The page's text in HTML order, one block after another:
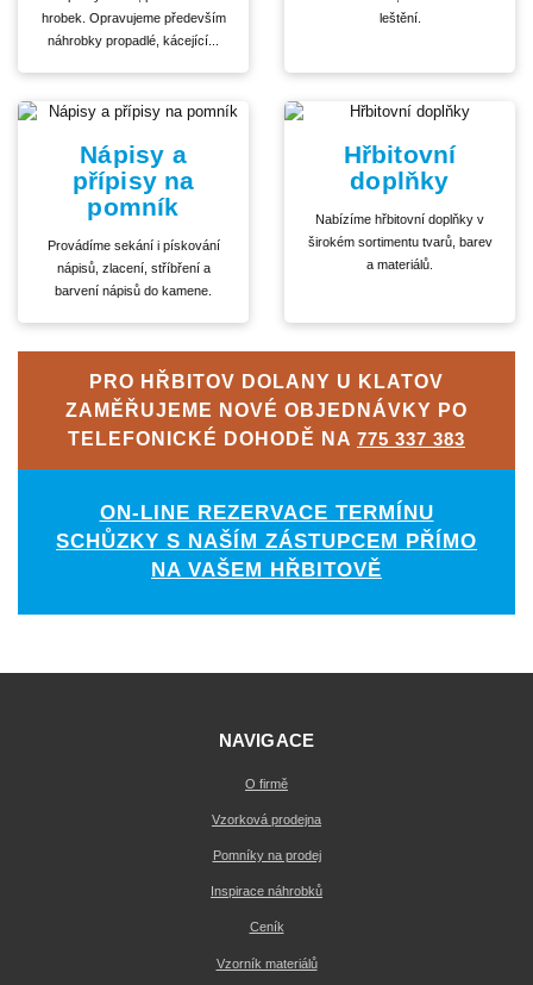
hrobek. Opravujeme především
náhrobky propadlé, kácející...
leštění.
Nápisy a
přípisy na
pomník
Provádíme sekání i pískování
nápisů, zlacení, stříbření a
barvení nápisů do kamene.
Hřbitovní
doplňky
Nabízíme hřbitovní doplňky v
širokém sortimentu tvarů, barev
a materiálů.
PRO HŘBITOV DOLANY U KLATOV
ZAMĚŘUJEME NOVÉ OBJEDNÁVKY PO
TELEFONICKÉ DOHODĚ NA 775 337 383
ON-LINE REZERVACE TERMÍNU
SCHŮZKY S NAŠÍM ZÁSTUPCEM PŘÍMO
NA VAŠEM HŘBITOVĚ
NAVIGACE
O firmě
Vzorková prodejna
Pomníky na prodej
Inspirace náhrobků
Ceník
Vzorník materiálů